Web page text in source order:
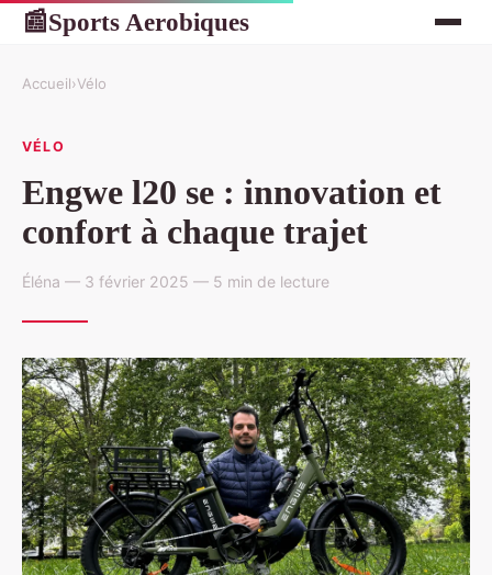
📰Sports Aerobiques
Accueil›Vélo
VÉLO
Engwe l20 se : innovation et
confort à chaque trajet
Éléna — 3 février 2025 — 5 min de lecture